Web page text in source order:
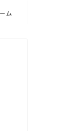
ム